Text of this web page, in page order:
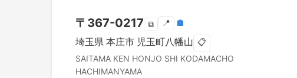
〒 367-0217 ⧉ 📍 🏣
埼玉県 本庄市 児玉町八幡山 📋
SAITAMA KEN HONJO SHI KODAMACHO
HACHIMANYAMA